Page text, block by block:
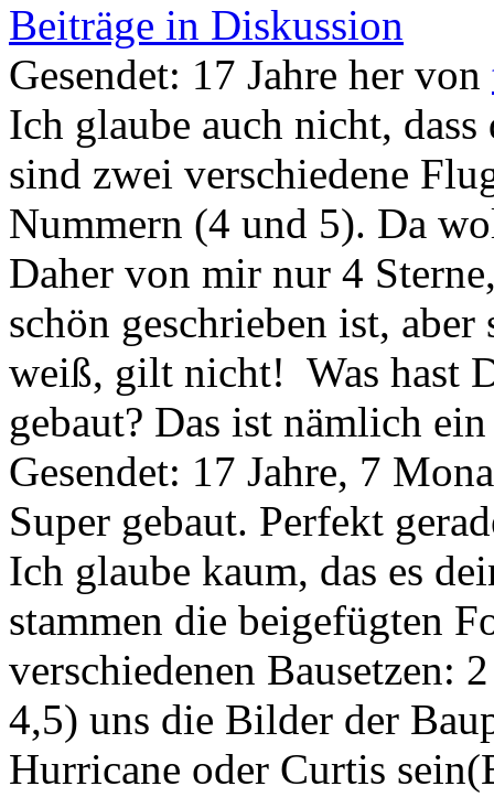
Beiträge in Diskussion
Gesendet: 17 Jahre her von
Ich glaube auch nicht, dass
sind zwei verschiedene
Nummern (4 und 5). Da
Daher von mir nur 4
schön geschrieben ist,
weiß, gilt nicht! Was hast
gebaut? Das ist nämlich
Gesendet: 17 Jahre, 7
Super gebaut. Perfekt
Ich glaube kaum, das es
stammen die beigefügten
verschiedenen Bausetzen:
4,5) uns die Bilder der
Hurricane oder Curtis